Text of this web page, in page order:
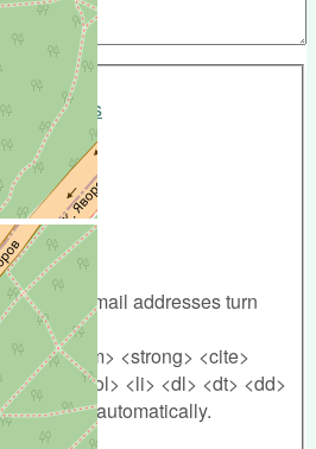
formats
and e-mail addresses turn
<a> <em> <strong> <cite>
<ul> <ol> <li> <dl> <dt> <dd>
break automatically.